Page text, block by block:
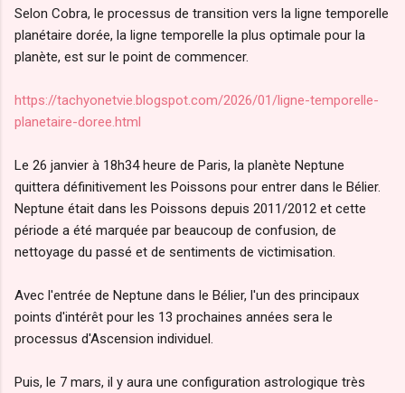
Selon Cobra, le processus de transition vers la ligne temporelle
planétaire dorée, la ligne temporelle la plus optimale pour la
planète, est sur le point de commencer.
https://tachyonetvie.blogspot.com/2026/01/ligne-temporelle-
planetaire-doree.html
Le 26 janvier à 18h34 heure de Paris, la planète Neptune
quittera définitivement les Poissons pour entrer dans le Bélier.
Neptune était dans les Poissons depuis 2011/2012 et cette
période a été marquée par beaucoup de confusion, de
nettoyage du passé et de sentiments de victimisation.
Avec l'entrée de Neptune dans le Bélier, l'un des principaux
points d'intérêt pour les 13 prochaines années sera le
processus d'Ascension individuel.
Puis, le 7 mars, il y aura une configuration astrologique très